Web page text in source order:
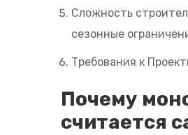
Сложность
сезонные
Требования к
Почему
считается